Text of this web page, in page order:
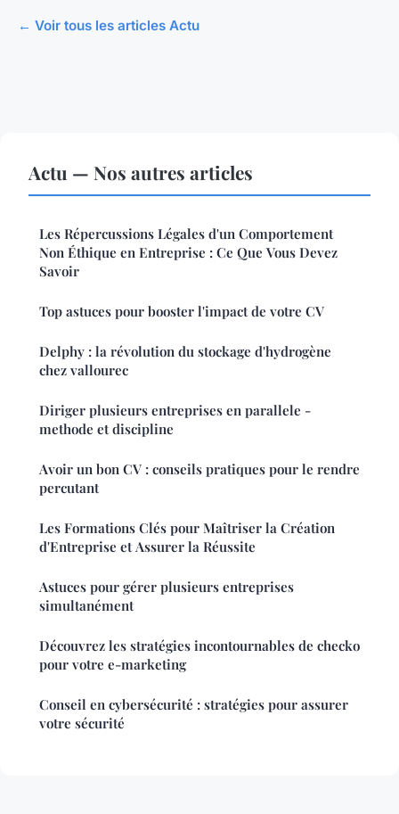
← Voir tous les articles Actu
Actu — Nos autres articles
Les Répercussions Légales d'un Comportement
Non Éthique en Entreprise : Ce Que Vous Devez
Savoir
Top astuces pour booster l'impact de votre CV
Delphy : la révolution du stockage d'hydrogène
chez vallourec
Diriger plusieurs entreprises en parallele -
methode et discipline
Avoir un bon CV : conseils pratiques pour le rendre
percutant
Les Formations Clés pour Maîtriser la Création
d'Entreprise et Assurer la Réussite
Astuces pour gérer plusieurs entreprises
simultanément
Découvrez les stratégies incontournables de checko
pour votre e-marketing
Conseil en cybersécurité : stratégies pour assurer
votre sécurité